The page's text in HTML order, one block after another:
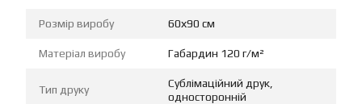
Розмір виробу 60х90 см
Матеріал виробу Габардин 120 г/м²
Тип друку
Сублімаційний друк,
односторонній